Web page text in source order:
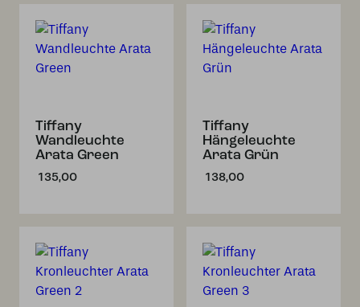
Tiffany
Wandleuchte
Arata Green
135,00
Tiffany
Hängeleuchte
Arata Grün
138,00